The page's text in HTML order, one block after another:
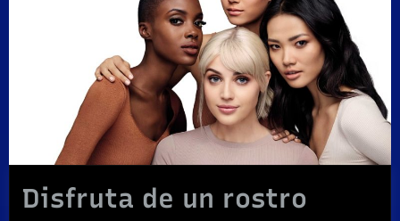
Disfruta de un rostro